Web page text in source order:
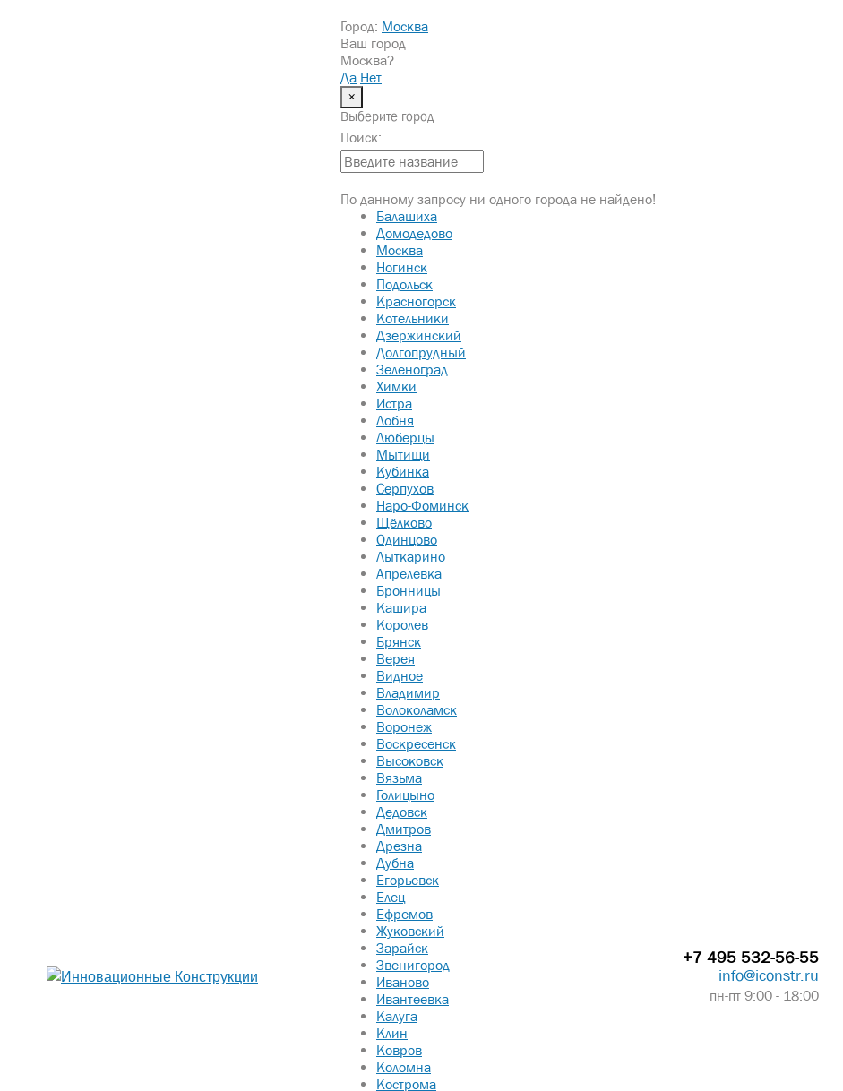
Город: Москва
Ваш город
Москва?
Да Нет
×
Выберите город
Поиск:
По данному запросу ни одного города не найдено!
Балашиха
Домодедово
Москва
Ногинск
Подольск
Красногорск
Котельники
Дзержинский
Долгопрудный
Зеленоград
Химки
Истра
Лобня
Люберцы
Мытищи
Кубинка
Серпухов
Наро-Фоминск
Щёлково
Одинцово
Лыткарино
Апрелевка
Бронницы
Кашира
Королев
Брянск
Верея
Видное
Владимир
Волоколамск
Воронеж
Воскресенск
Высоковск
Вязьма
Голицыно
Дедовск
Дмитров
Дрезна
Дубна
Егорьевск
Елец
Ефремов
Жуковский
Зарайск
Звенигород
Иваново
Ивантеевка
Калуга
Клин
Ковров
Коломна
Кострома
+7 495 532-56-55
info@iconstr.ru
пн-пт 9:00 - 18:00